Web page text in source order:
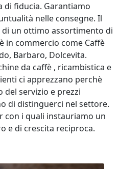
di fiducia. Garantiamo
nelle consegne. Il
un ottimo assortimento di
commercio come Caffè
Barbaro, Dolcevita.
da caffè , ricambistica e
ci apprezzano perchè
servizio e prezzi
di distinguerci nel settore.
con i quali instauriamo un
e di crescita reciproca.